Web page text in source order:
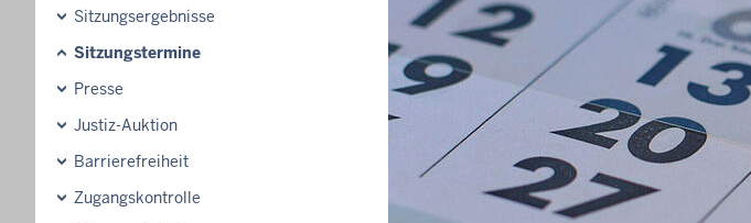
Sitzungsergebnisse
Sitzungstermine
Presse
Justiz-Auktion
Barrierefreiheit
Zugangskontrolle